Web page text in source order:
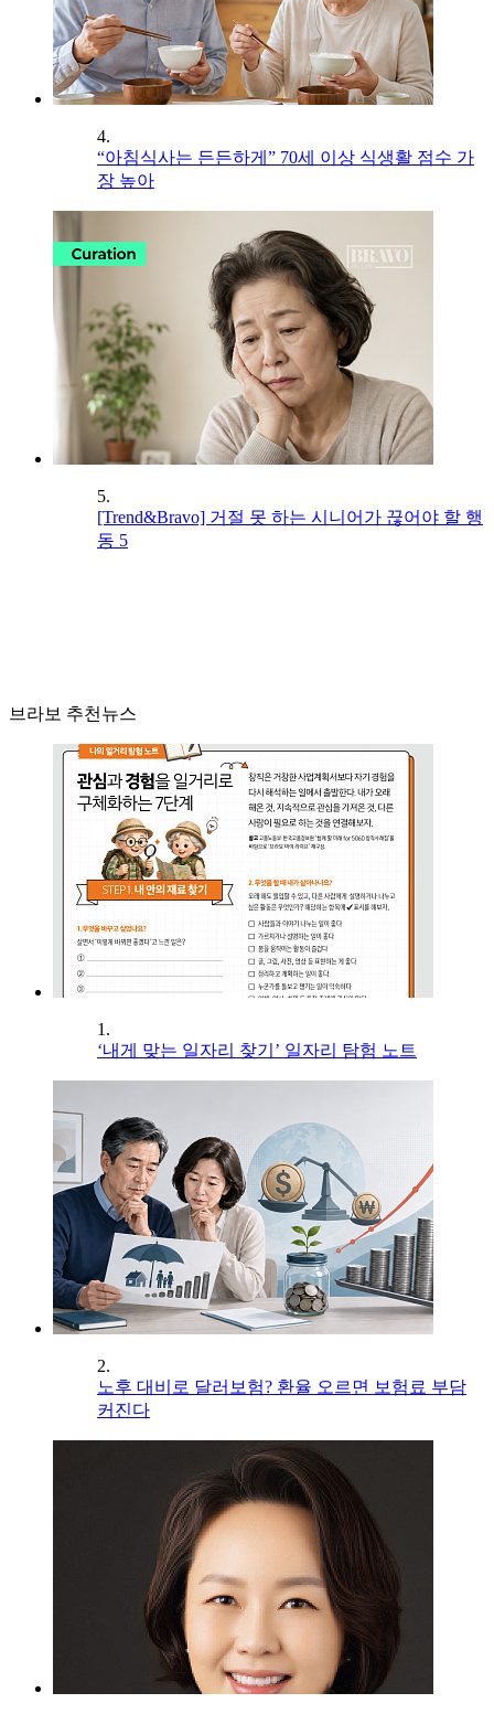
4.
“아침식사는 든든하게” 70세 이상 식생활 점수 가
장 높아
5.
[Trend&Bravo] 거절 못 하는 시니어가 끊어야 할 행
동 5
브라보 추천뉴스
1.
‘내게 맞는 일자리 찾기’ 일자리 탐험 노트
2.
노후 대비로 달러보험? 환율 오르면 보험료 부담
커진다